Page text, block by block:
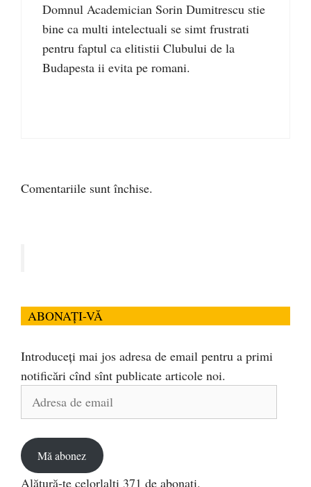
Domnul Academician Sorin Dumitrescu stie
bine ca multi intelectuali se simt frustrati
pentru faptul ca elitistii Clubului de la
Budapesta ii evita pe romani.
Comentariile sunt închise.
ABONAȚI-VĂ
Introduceți mai jos adresa de email pentru a primi
notificări cînd sînt publicate articole noi.
Adresa
Mă abonez
Alătură-te celorlalți 371 de abonați.